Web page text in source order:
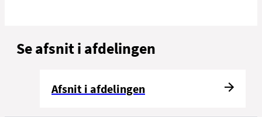
Se afsnit i afdelingen
Afsnit i afdelingen